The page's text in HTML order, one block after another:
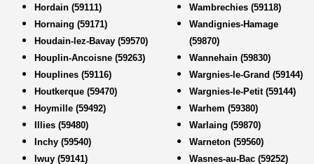
Hordain (59111)
Hornaing (59171)
Houdain-lez-Bavay (59570)
Houplin-Ancoisne (59263)
Houplines (59116)
Houtkerque (59470)
Hoymille (59492)
Illies (59480)
Inchy (59540)
Iwuy (59141)
Wambrechies (59118)
Wandignies-Hamage
(59870)
Wannehain (59830)
Wargnies-le-Grand (59144)
Wargnies-le-Petit (59144)
Warhem (59380)
Warlaing (59870)
Warneton (59560)
Wasnes-au-Bac (59252)